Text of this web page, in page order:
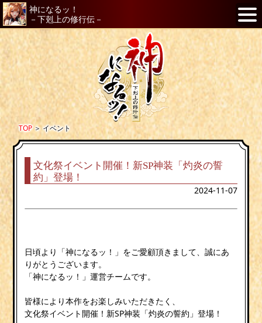
神になるッ！
－下剋上の修行伝－
TOP＞イベント
文化祭イベント開催！新SP神装「灼炎の誓
約」登場！
2024-11-07
日頃より「神になるッ！」をご愛顧頂きまして、誠にあ
りがとうございます。
「神になるッ！」運営チームです。
皆様により本作をお楽しみいただきたく、
文化祭イベント開催！新SP神装「灼炎の誓約」登場！